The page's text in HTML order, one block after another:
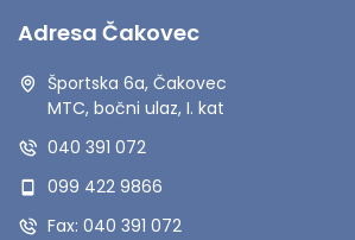
Adresa Čakovec
Športska 6a, Čakovec
MTC, bočni ulaz, I. kat
040 391 072
099 422 9866
Fax: 040 391 072